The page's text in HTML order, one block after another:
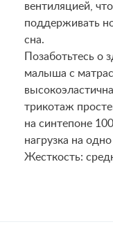
вентиляцией,
поддерживать
сна.
Позаботьтесь о
малыша с
трикотаж
на синтепоне
нагрузка на
Жесткость: